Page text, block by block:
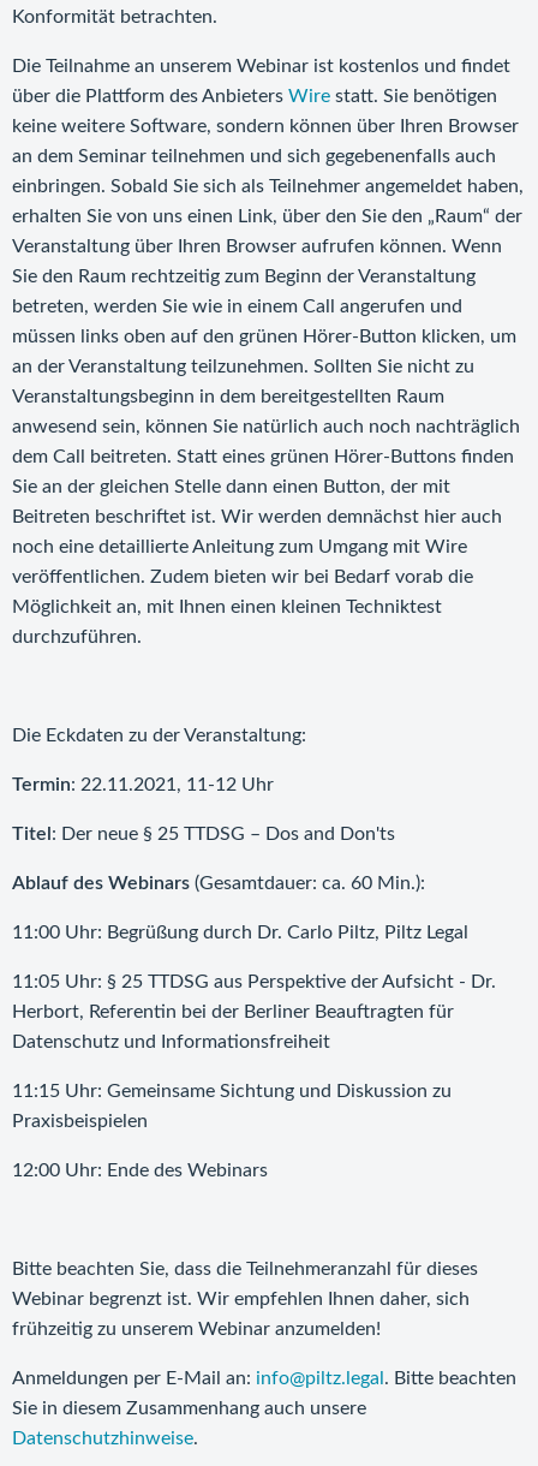
Konformität betrachten.
Die Teilnahme an unserem Webinar ist kostenlos und findet
über die Plattform des Anbieters Wire statt. Sie benötigen
keine weitere Software, sondern können über Ihren Browser
an dem Seminar teilnehmen und sich gegebenenfalls auch
einbringen. Sobald Sie sich als Teilnehmer angemeldet haben,
erhalten Sie von uns einen Link, über den Sie den „Raum“ der
Veranstaltung über Ihren Browser aufrufen können. Wenn
Sie den Raum rechtzeitig zum Beginn der Veranstaltung
betreten, werden Sie wie in einem Call angerufen und
müssen links oben auf den grünen Hörer-Button klicken, um
an der Veranstaltung teilzunehmen. Sollten Sie nicht zu
Veranstaltungsbeginn in dem bereitgestellten Raum
anwesend sein, können Sie natürlich auch noch nachträglich
dem Call beitreten. Statt eines grünen Hörer-Buttons finden
Sie an der gleichen Stelle dann einen Button, der mit
Beitreten beschriftet ist. Wir werden demnächst hier auch
noch eine detaillierte Anleitung zum Umgang mit Wire
veröffentlichen. Zudem bieten wir bei Bedarf vorab die
Möglichkeit an, mit Ihnen einen kleinen Techniktest
durchzuführen.
Die Eckdaten zu der Veranstaltung:
Termin: 22.11.2021, 11-12 Uhr
Titel : Der neue § 25 TTDSG – Dos and Don'ts
Ablauf des Webinars (Gesamtdauer: ca. 60 Min.):
11:00 Uhr: Begrüßung durch Dr. Carlo Piltz, Piltz Legal
11:05 Uhr: § 25 TTDSG aus Perspektive der Aufsicht - Dr.
Herbort, Referentin bei der Berliner Beauftragten für
Datenschutz und Informationsfreiheit
11:15 Uhr: Gemeinsame Sichtung und Diskussion zu
Praxisbeispielen
12:00 Uhr: Ende des Webinars
Bitte beachten Sie, dass die Teilnehmeranzahl für dieses
Webinar begrenzt ist. Wir empfehlen Ihnen daher, sich
frühzeitig zu unserem Webinar anzumelden!
Anmeldungen per E-Mail an: info@piltz.legal . Bitte beachten
Sie in diesem Zusammenhang auch unsere
Datenschutzhinweise.